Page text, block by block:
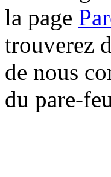
la page
trouverez
de nous
du pare-